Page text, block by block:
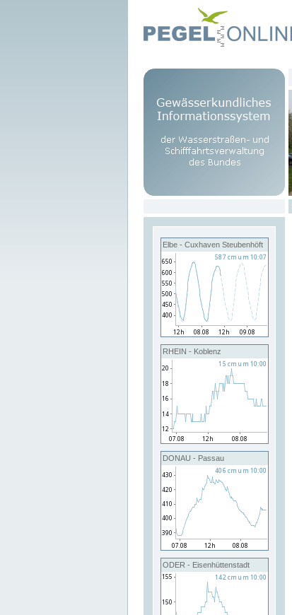
Elbe - Cuxhaven Steubenhöft
RHEIN - Koblenz
DONAU - Passau
ODER - Eisenhüttenstadt